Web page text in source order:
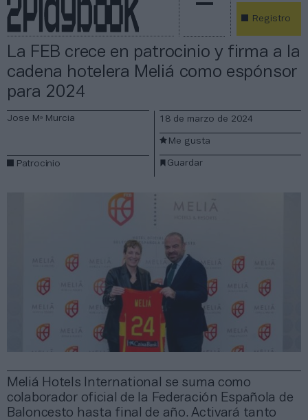
Registro
La FEB crece en patrocinio y firma a la
cadena hotelera Meliá como espónsor
para 2024
Meliá Hotels International se suma como
colaborador oficial de la Federación Española de
Baloncesto hasta final de año. Activará tanto
Jose Mª Murcia
Patrocinio
18 de marzo de 2024
Guardar
Me gusta